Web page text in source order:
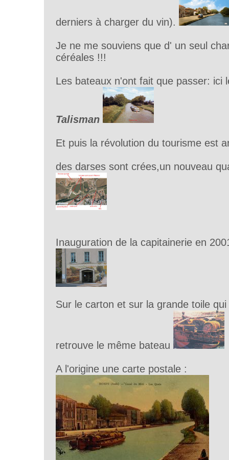
derniers à charger du vin).
Je ne me souviens que d' un seul
céréales !!!
Les bateaux n'ont fait que passer: ici
Talisman
Et puis la révolution du tourisme est
des darses sont crées,un nouveau
Inauguration de la capitainerie en
Sur le carton et sur la grande toile
retrouve le même bateau
A l'origine une carte postale :